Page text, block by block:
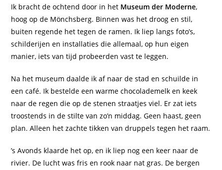
Ik bracht de ochtend door in het Museum der Moderne,
hoog op de Mönchsberg. Binnen was het droog en stil,
buiten regende het tegen de ramen. Ik liep langs foto’s,
schilderijen en installaties die allemaal, op hun eigen
manier, iets van tijd probeerden vast te leggen.
Na het museum daalde ik af naar de stad en schuilde in
een café. Ik bestelde een warme chocolademelk en keek
naar de regen die op de stenen straatjes viel. Er zat iets
troostends in de stilte van zo’n middag. Geen haast, geen
plan. Alleen het zachte tikken van druppels tegen het raam.
’s Avonds klaarde het op, en ik liep nog een keer naar de
rivier. De lucht was fris en rook naar nat gras. De bergen